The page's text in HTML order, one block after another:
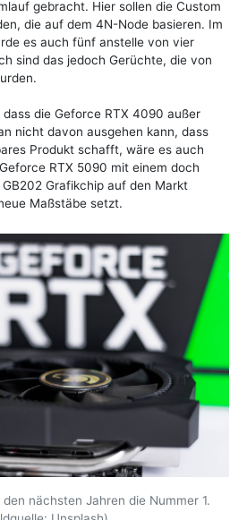
gebracht. Hier sollen die Custom
die auf dem 4N-Node basieren. Im
es auch fünf anstelle von vier
sind das jedoch Gerüchte, die von
die Geforce RTX 4090 außer
nicht davon ausgehen kann, dass
Produkt schafft, wäre es auch
RTX 5090 mit einem doch
Grafikchip auf den Markt
Maßstäbe setzt.
nächsten Jahren die Nummer 1.